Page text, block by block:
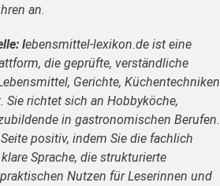
an.
lebensmittel-lexikon.de ist eine
die geprüfte, verständliche
Gerichte, Küchentechniken
Sie richtet sich an Hobbyköche,
in gastronomischen Berufen.
positiv, indem Sie die fachlich
Sprache, die strukturierte
Nutzen für Leserinnen und